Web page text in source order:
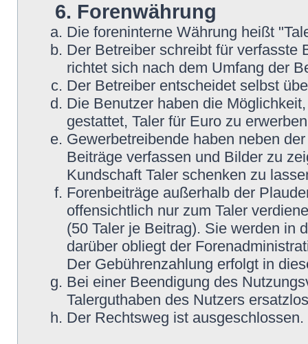
6. Forenwährung
Die foreninterne Währung heißt
Der Betreiber schreibt für verfasste
richtet sich nach dem Umfang der
Der Betreiber entscheidet selbst
Die Benutzer haben die
gestattet, Taler für Euro zu
Gewerbetreibende haben neben
Beiträge verfassen und Bilder zu
Kundschaft Taler schenken zu
Forenbeiträge außerhalb der
offensichtlich nur zum Taler
(50 Taler je Beitrag). Sie werden in
darüber obliegt der
Der Gebührenzahlung erfolgt in
Bei einer Beendigung des
Talerguthaben des Nutzers
Der Rechtsweg ist ausgeschlossen.